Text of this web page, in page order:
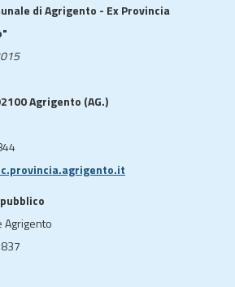
di Agrigento - Ex Provincia
Agrigento (AG.)
Agrigento